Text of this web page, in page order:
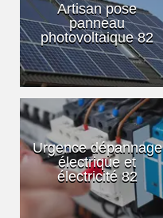
Artisan pose
panneau
photovoltaique 82
Urgence dépannage
électrique et
électricité 82